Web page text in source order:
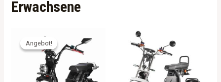
Erwachsene
Angebot!
Angebot!